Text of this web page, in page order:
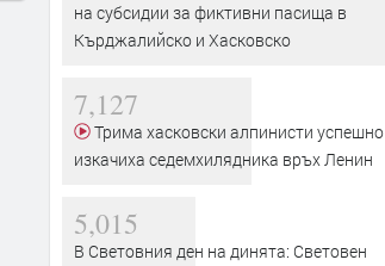
на субсидии за фиктивни пасища в
Кърджалийско и Хасковско
7,127
Трима хасковски алпинисти успешно
изкачиха седемхилядника връх Ленин
5,015
В Световния ден на динята: Световен